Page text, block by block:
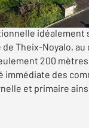
propose cette
idéalement
Theix-Noyalo, au
200
immédiate des
et primaire